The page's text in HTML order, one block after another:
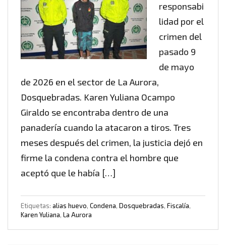
responsabi
lidad por el
crimen del
pasado 9
de mayo
de 2026 en el sector de La Aurora,
Dosquebradas. Karen Yuliana Ocampo
Giraldo se encontraba dentro de una
panadería cuando la atacaron a tiros. Tres
meses después del crimen, la justicia dejó en
firme la condena contra el hombre que
aceptó que le había […]
Etiquetas: alias huevo, Condena, Dosquebradas, Fiscalía,
Karen Yuliana, La Aurora